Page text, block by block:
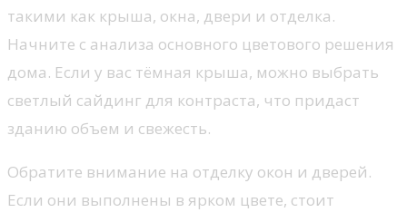
такими как крыша, окна, двери и отделка.
Начните с анализа основного цветового решения
дома. Если у вас тёмная крыша, можно выбрать
светлый сайдинг для контраста, что придаст
зданию объем и свежесть.
Обратите внимание на отделку окон и дверей.
Если они выполнены в ярком цвете, стоит